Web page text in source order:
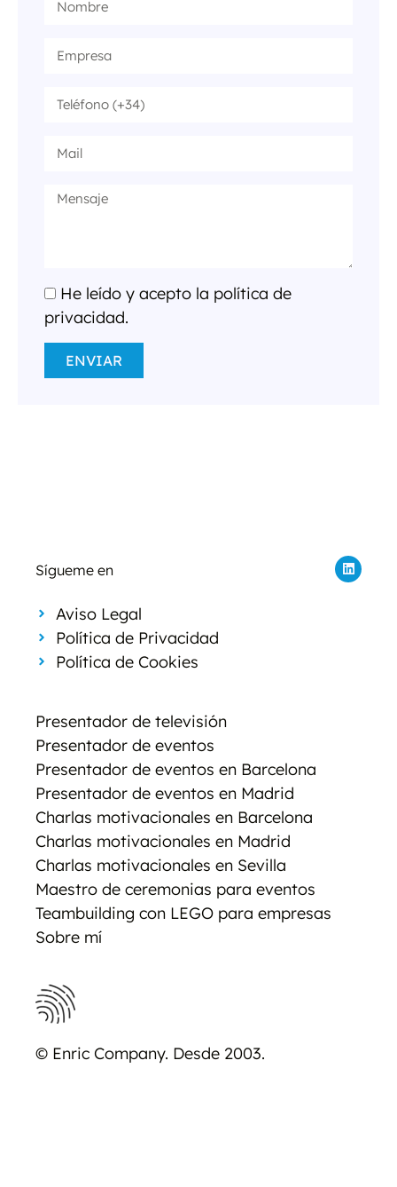
He leído y acepto la política de
privacidad.
ENVIAR
© Enric Company. Desde 2003.
Presentador de televisión
Presentador de eventos
Presentador de eventos en Barcelona
Presentador de eventos en Madrid
Charlas motivacionales en Barcelona
Charlas motivacionales en Madrid
Charlas motivacionales en Sevilla
Maestro de ceremonias para eventos
Teambuilding con LEGO para empresas
Sobre mí
Aviso Legal
Política de Privacidad
Política de Cookies
Sígueme en